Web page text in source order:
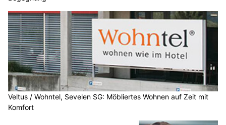
Veltus / Wohntel, Sevelen SG: Möbliertes Wohnen auf Zeit mit
Komfort